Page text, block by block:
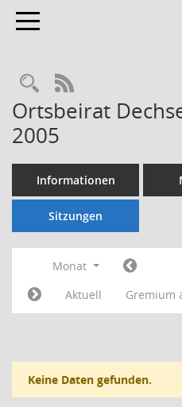
Toggle navigation
RSS-Feed
Ortsbeirat
2005
Informationen
Sitzungen
Monat
Aktuell
Gremium
Keine Daten gefunden.